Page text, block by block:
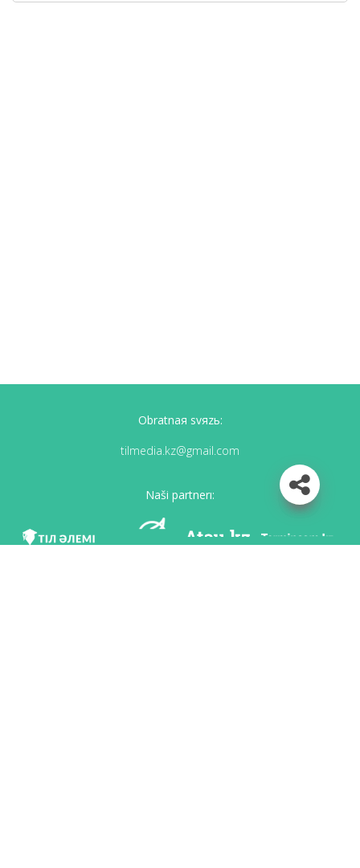
Obratnaя svяzь:
tilmedia.kz@gmail.com
Naši partnerı: